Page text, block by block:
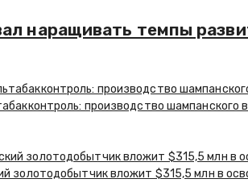
наращивать темпы
производство шампанского
золотодобытчик вложит $315,5 млн в